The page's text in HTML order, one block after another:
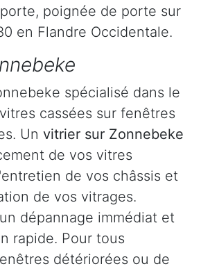
poignée de porte sur
en Flandre Occidentale.
spécialisé dans le
cassées sur fenêtres
Un vitrier sur Zonnebeke
de vos vitres
de vos châssis et
de vos vitrages.
dépannage immédiat et
rapide. Pour tous
détériorées ou de